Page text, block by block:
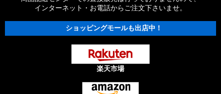
インターネット・お電話からご注文下さいませ。
ショッピングモールも出店中！
楽天市場